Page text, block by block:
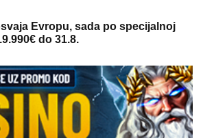
Evropu, sada po specijalnoj
do 31.8.